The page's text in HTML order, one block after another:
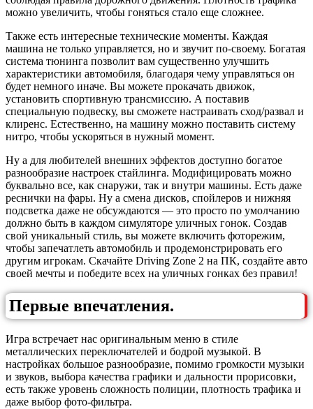
можно увеличить, чтобы гоняться стало еще сложнее.
Также есть интересные технические моменты. Каждая
машина не только управляется, но и звучит по-своему. Богатая
система тюнинга позволит вам существенно улучшить
характеристики автомобиля, благодаря чему управляться он
будет немного иначе. Вы можете прокачать движок,
установить спортивную трансмиссию. А поставив
специальную подвеску, вы сможете настраивать сход/развал и
клиренс. Естественно, на машину можно поставить систему
нитро, чтобы ускоряться в нужный момент.
Ну а для любителей внешних эффектов доступно богатое
разнообразие настроек стайлинга. Модифицировать можно
буквально все, как снаружи, так и внутри машины. Есть даже
реснички на фары. Ну а смена дисков, спойлеров и нижняя
подсветка даже не обсуждаются — это просто по умолчанию
должно быть в каждом симуляторе уличных гонок. Создав
свой уникальный стиль, вы можете включить фоторежим,
чтобы запечатлеть автомобиль и продемонстрировать его
другим игрокам. Скачайте Driving Zone 2 на ПК, создайте авто
своей мечты и победите всех на уличных гонках без правил!
Первые впечатления.
Игра встречает нас оригинальным меню в стиле
металлических переключателей и бодрой музыкой. В
настройках большое разнообразие, помимо громкости музыки
и звуков, выбора качества графики и дальности прорисовки,
есть также уровень сложность полиции, плотность трафика и
даже выбор фото-фильтра.